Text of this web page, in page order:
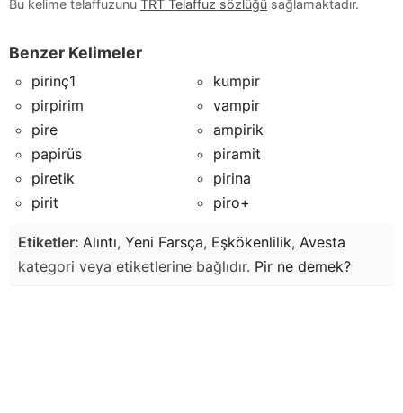
Bu kelime telaffuzunu TRT Telaffuz sözlüğü sağlamaktadır.
Benzer Kelimeler
pirinç1
kumpir
pirpirim
vampir
pire
ampirik
papirüs
piramit
piretik
pirina
pirit
piro+
Etiketler: Alıntı, Yeni Farsça, Eşkökenlilik, Avesta
kategori veya etiketlerine bağlıdır. Pir ne demek?